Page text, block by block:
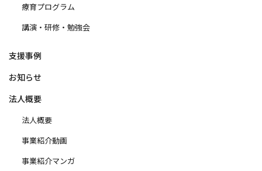
療育プログラム
講演・研修・勉強会
支援事例
お知らせ
法人概要
法人概要
事業紹介動画
事業紹介マンガ